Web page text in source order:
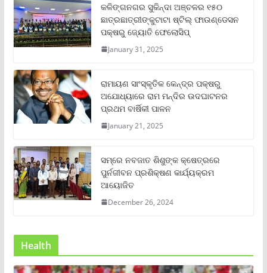
କଳିଙ୍ଗନଗର ସୁକିନ୍ଦା ଅଞ୍ଚଳର ୧୫୦
ଛାତ୍ରଛାତ୍ରୀଙ୍କୁଟାଟା ଷ୍ଟିଲ୍ ଫାଉଣ୍ଡେସନ
ପକ୍ଷରୁ ଜ୍ୟୋତି ଫେଲୋସିପ୍‌
January 31, 2025
ରାମାୟଣ ସାଂସ୍କୃତିକ କେନ୍ଦ୍ର ପକ୍ଷରୁ
ଅଯୋଧ୍ୟାରେ ରାମ ମନ୍ଦିର ଉଦଘାଟନର
ପ୍ରଥମ ବାର୍ଷିକୀ ପାଳନ
January 21, 2025
ସମ୍‌ରେ ନବଜାତ ଶିଶୁଙ୍କ କ୍ଷେତ୍ରରେ
ପୁର୍ନଜୀବନ ପ୍ରଶିକ୍ଷଣ କାର୍ଯ୍ୟକ୍ରମ
ଆୟୋଜିତ
December 26, 2024
Health